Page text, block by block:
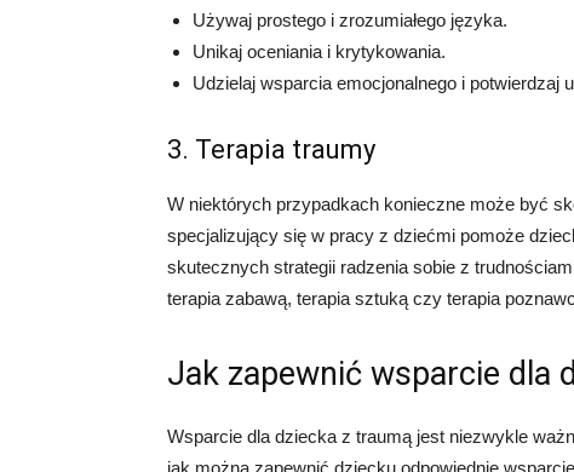
Używaj prostego i zrozumiałego języka.
Unikaj oceniania i krytykowania.
Udzielaj wsparcia emocjonalnego i potwierdzaj
3. Terapia traumy
W niektórych przypadkach konieczne może być
specjalizujący się w pracy z dziećmi pomoże
skutecznych strategii radzenia sobie z
terapia zabawą, terapia sztuką czy terapia
Jak zapewnić wsparcie dla
Wsparcie dla dziecka z traumą jest niezwykle
jak można zapewnić dziecku odpowiednie